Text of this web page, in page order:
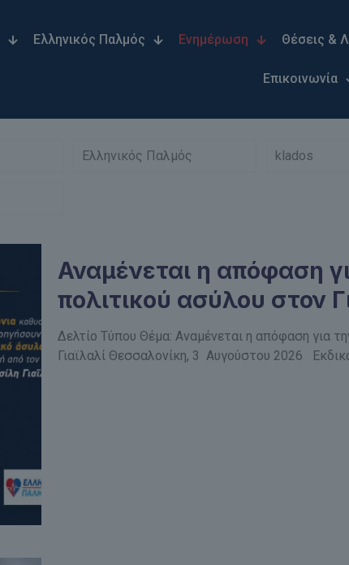
Ελληνικός Παλμός Ενημέρωση Θέσεις &
Επικοινωνία
Ελληνικός Παλμός klados
Αναμένεται η απόφαση
πολιτικού ασύλου στον
Δελτίο Τύπου Θέμα: Αναμένεται η απόφαση για
Γιαϊλαλί Θεσσαλονίκη, 3 Αυγούστου 2026